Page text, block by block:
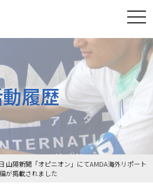
履歴
山陽新聞「オピニオン」にてAMDA海外リポート
が掲載されました